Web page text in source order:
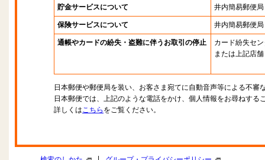
貯金サービスについて 井内簡易郵便局
保険サービスについて 井内簡易郵便局
通帳やカードの紛失・盗難に伴うお取引の停止
カード紛失セ
または上記店舗
日本郵便や郵便局を装い、お客さま宛てに自動音声等による不審
日本郵便では、上記のような電話をかけ、個人情報をお尋ねする
詳しくはこちら をご覧ください。